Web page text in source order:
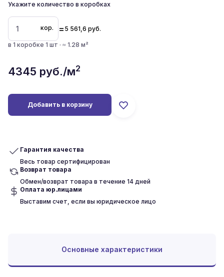
Укажите количество в коробках
кор. = 5 561,6 руб.
в 1 коробке 1 шт · ≈ 1.28 м²
4345 руб./м2
Добавить в корзину
Гарантия качества
Весь товар сертифицирован
Возврат товара
Обмен/возврат товара в течение 14 дней
Оплата юр.лицами
Выставим счет, если вы юридическое лицо
Основные характеристики